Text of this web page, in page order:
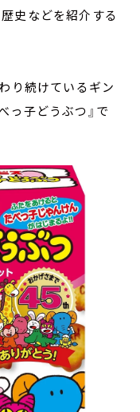
史などを紹介する
り続けているギン
っ子どうぶつ』で